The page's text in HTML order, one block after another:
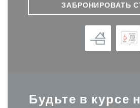
ЗАБРОНИРОВАТЬ
Будьте в курсе